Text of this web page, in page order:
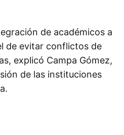
de académicos a
de evitar conflictos de
explicó Campa Gómez,
de las instituciones